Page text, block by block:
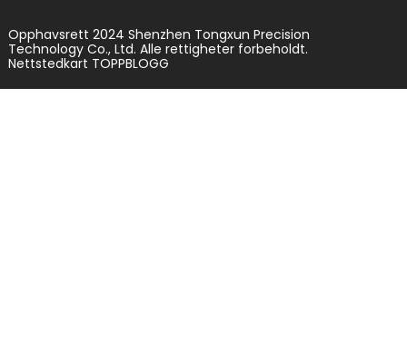
Opphavsrett 2024 Shenzhen Tongxun Precision
Technology Co., Ltd. Alle rettigheter forbeholdt.
Nettstedkart TOPPBLOGG